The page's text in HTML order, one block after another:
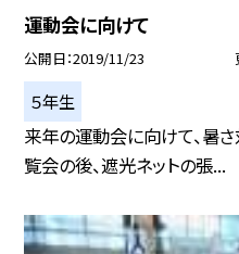
運動会に向けて
公開日 2019/11/23
５年生
来年の運動会に向けて、暑
覧会の後、遮光ネットの張...